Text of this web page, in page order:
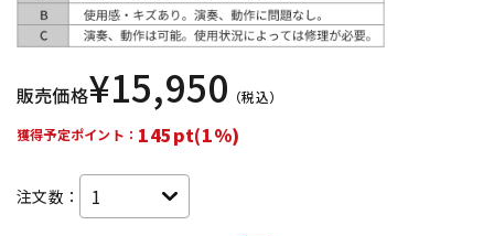
販売価格¥15,950 （税込）
獲得予定ポイント： 145pt(1%)
注文数：